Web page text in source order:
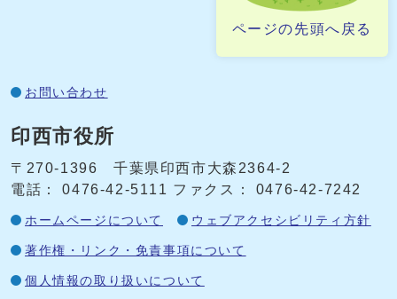
ページの先頭へ戻る
お問い合わせ
印西市役所
〒270-1396 千葉県印西市大森2364‐2
電話： 0476‐42‐5111 ファクス： 0476‐42‐7242
ホームページについて ウェブアクセシビリティ方針
著作権・リンク・免責事項について
個人情報の取り扱いについて